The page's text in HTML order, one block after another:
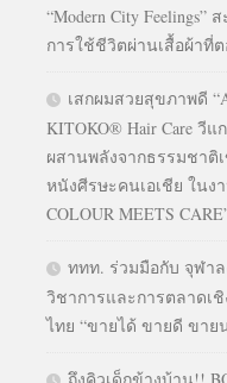
“Modern City
การใช้ชีวิตผ่านเสื้อผ้าที่
เสกผมสวยสุขภาพดี
KITOKO® Hair Care วี
ผสานพลังจากธรรมชาติ
หนังศีรษะคนเอเชีย ในงา
COLOUR MEETS
ททท. ร่วมมือกับ จุฬา
วิชาการและการตลาดเ
ไทย “ขายได้ ขายดี ขาย